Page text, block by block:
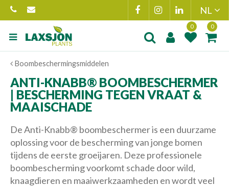
Ga
naar
content
Boombeschermingsmiddelen
ANTI-KNABB® BOOMBESCHERMER
| BESCHERMING TEGEN VRAAT &
MAAISCHADE
De Anti-Knabb® boombeschermer is een duurzame
oplossing voor de bescherming van jonge bomen
tijdens de eerste groeijaren. Deze professionele
boombescherming voorkomt schade door wild,
knaagdieren en maaiwerkzaamheden en wordt veel